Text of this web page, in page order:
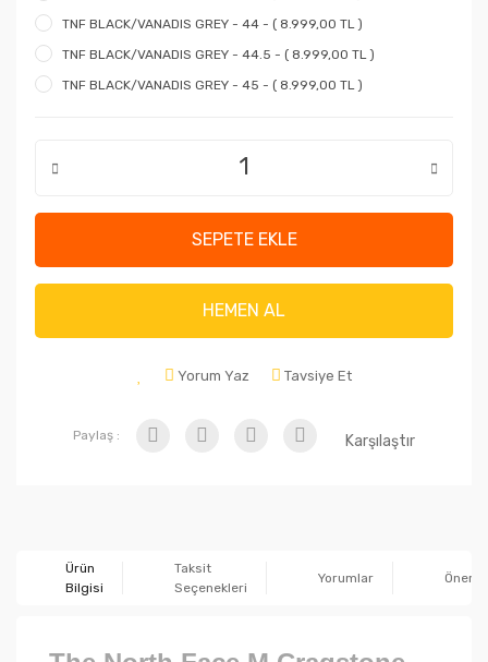
TNF BLACK/VANADIS GREY - 44 - ( 8.999,00 TL )
TNF BLACK/VANADIS GREY - 44.5 - ( 8.999,00 TL )
TNF BLACK/VANADIS GREY - 45 - ( 8.999,00 TL )
SEPETE EKLE
HEMEN AL
Yorum Yaz Tavsiye Et
Paylaş : Karşılaştır
Ürün
Bilgisi
Taksit
Seçenekleri
Yorumlar